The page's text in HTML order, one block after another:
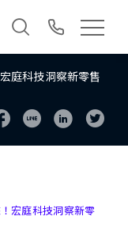
庭科技洞察新零售
宏庭科技洞察新零